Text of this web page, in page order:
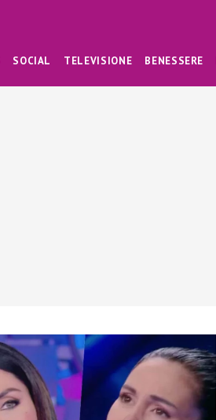
SOCIAL TELEVISIONE BENESSERE